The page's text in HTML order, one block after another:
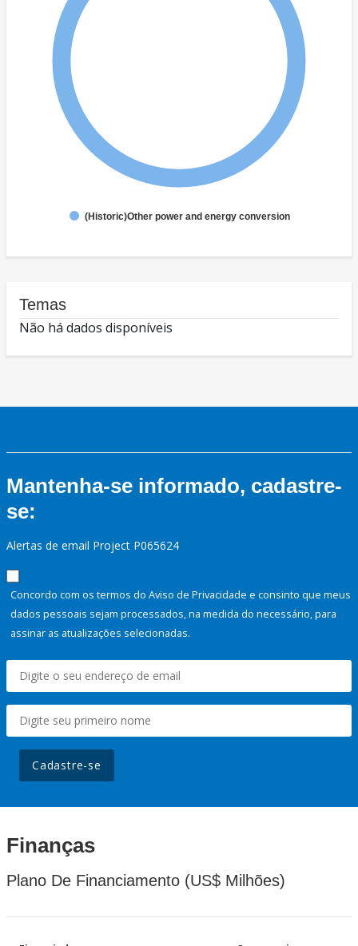
(Historic)Other power and energy conversion
Temas
Não há dados disponíveis
Mantenha-se informado, cadastre-
se:
Alertas de email Project P065624
Concordo com os termos do Aviso de Privacidade e consinto que meus
dados pessoais sejam processados, na medida do necessário, para
assinar as atualizações selecionadas.
Cadastre-se
Finanças
Plano De Financiamento (US$ Milhões)